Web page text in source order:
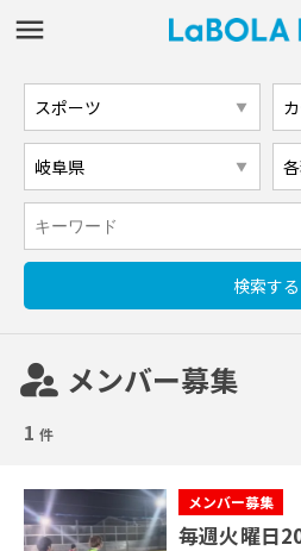
supervisor_account メンバー募集
1 件
メンバー募集
毎週火曜日